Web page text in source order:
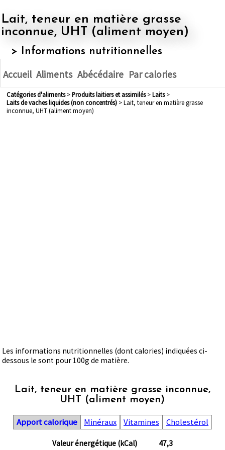
Lait, teneur en matière grasse
inconnue, UHT (aliment moyen)
> Informations nutritionnelles
Accueil Aliments Abécédaire Par calories
Catégories d'aliments> produits laitiers et assimilés> laits>
laits de vaches liquides (non concentrés)> Lait, teneur en matière grasse
inconnue, UHT (aliment moyen)
Les informations nutritionnelles (dont calories) indiquées ci-
dessous le sont pour 100g de matière.
Lait, teneur en matière grasse inconnue,
UHT (aliment moyen)
Apport calorique Minéraux Vitamines Cholestérol
Valeur énergétique (kCal) 47,3